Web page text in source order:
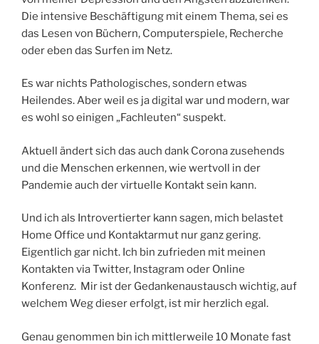
Die intensive Beschäftigung mit einem Thema, sei es
das Lesen von Büchern, Computerspiele, Recherche
oder eben das Surfen im Netz.
Es war nichts Pathologisches, sondern etwas
Heilendes. Aber weil es ja digital war und modern, war
es wohl so einigen „Fachleuten“ suspekt.
Aktuell ändert sich das auch dank Corona zusehends
und die Menschen erkennen, wie wertvoll in der
Pandemie auch der virtuelle Kontakt sein kann.
Und ich als Introvertierter kann sagen, mich belastet
Home Office und Kontaktarmut nur ganz gering.
Eigentlich gar nicht. Ich bin zufrieden mit meinen
Kontakten via Twitter, Instagram oder Online
Konferenz. Mir ist der Gedankenaustausch wichtig, auf
welchem Weg dieser erfolgt, ist mir herzlich egal.
Genau genommen bin ich mittlerweile 10 Monate fast